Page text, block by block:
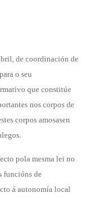
de coordinación de
o seu
que constitúe
nos corpos de
corpos amosasen
pola mesma lei no
funcións de
á autonomía local